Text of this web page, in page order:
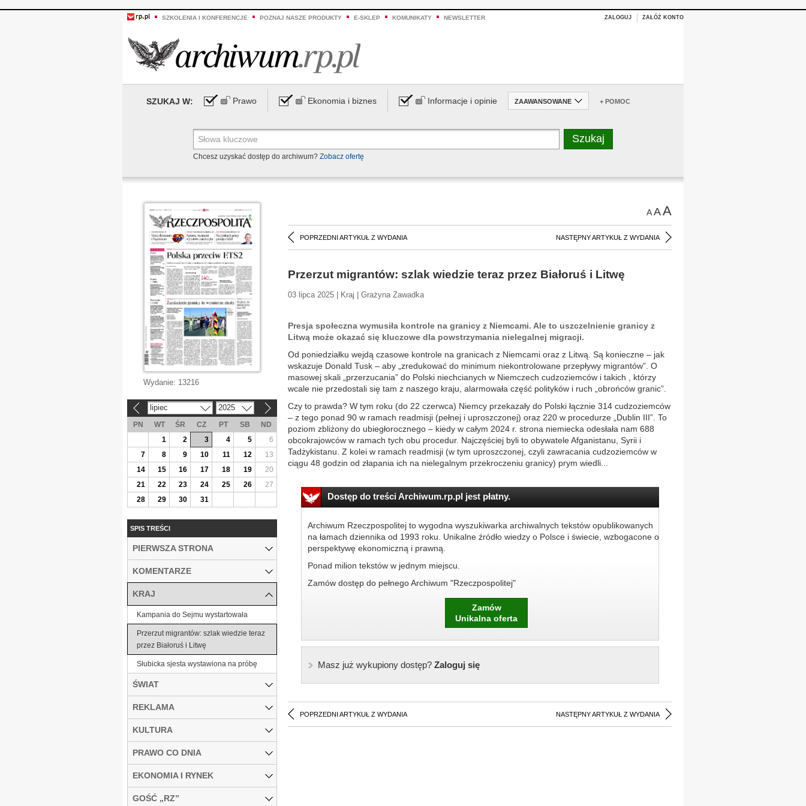
SZKOLENIA I KONFERENCJE POZNAJ NASZE PRODUKTY E-SKLEP KOMUNIKATY NEWSLETTER ZALOGUJ ZAŁÓŻ KONTO
SZUKAJ W: Prawo Ekonomia i biznes Informacje i opinie ZAAWANSOWANE + POMOC
Chcesz uzyskać dostęp do archiwum? Zobacz ofertę
AAA
POPRZEDNI ARTYKUŁ Z WYDANIA NASTĘPNY ARTYKUŁ Z WYDANIA
Przerzut migrantów: szlak wiedzie teraz przez Białoruś i Litwę
03 lipca 2025 | Kraj | Grażyna Zawadka
Presja społeczna wymusiła kontrole na granicy z Niemcami. Ale to uszczelnienie granicy z
Litwą może okazać się kluczowe dla powstrzymania nielegalnej migracji.
Od poniedziałku wejdą czasowe kontrole na granicach z Niemcami oraz z Litwą. Są konieczne – jak
wskazuje Donald Tusk – aby „zredukować do minimum niekontrolowane przepływy migrantów”. O
masowej skali „przerzucania” do Polski niechcianych w Niemczech cudzoziemców i takich , którzy
wcale nie przedostali się tam z naszego kraju, alarmowała część polityków i ruch „obrońców granic”.
Czy to prawda? W tym roku (do 22 czerwca) Niemcy przekazały do Polski łącznie 314 cudzoziemców
– z tego ponad 90 w ramach readmisji (pełnej i uproszczonej) oraz 220 w procedurze „Dublin III”. To
poziom zbliżony do ubiegłorocznego – kiedy w całym 2024 r. strona niemiecka odesłała nam 688
obcokrajowców w ramach tych obu procedur. Najczęściej byli to obywatele Afganistanu, Syrii i
Tadżykistanu. Z kolei w ramach readmisji (w tym uproszczonej, czyli zawracania cudzoziemców w
ciągu 48 godzin od złapania ich na nielegalnym przekroczeniu granicy) prym wiedli...
Dostęp do treści Archiwum.rp.pl jest płatny.
Archiwum Rzeczpospolitej to wygodna wyszukiwarka archiwalnych tekstów opublikowanych
na łamach dziennika od 1993 roku. Unikalne źródło wiedzy o Polsce i świecie, wzbogacone o
perspektywę ekonomiczną i prawną.
Ponad milion tekstów w jednym miejscu.
Zamów dostęp do pełnego Archiwum "Rzeczpospolitej"
Zamów
Unikalna oferta
Masz już wykupiony dostęp?Zaloguj się
POPRZEDNI ARTYKUŁ Z WYDANIA NASTĘPNY ARTYKUŁ Z WYDANIA
Wydanie: 13216
lipiec 2025
PN WT ŚR CZ PT SB
ND
1
2 3 4 5
6
7
8 9 10 11 12
13
14
15 16 17 18 19
20
21
22 23 24 25 26
27
28
29 30 31
SPIS TREŚCI
PIERWSZA STRONA
KOMENTARZE
KRAJ
Kampania do Sejmu wystartowała
Przerzut migrantów: szlak wiedzie teraz
przez Białoruś i Litwę
Słubicka sjesta wystawiona na próbę
ŚWIAT
REKLAMA
KULTURA
PRAWO CO DNIA
EKONOMIA I RYNEK
GOŚĆ „RZ”